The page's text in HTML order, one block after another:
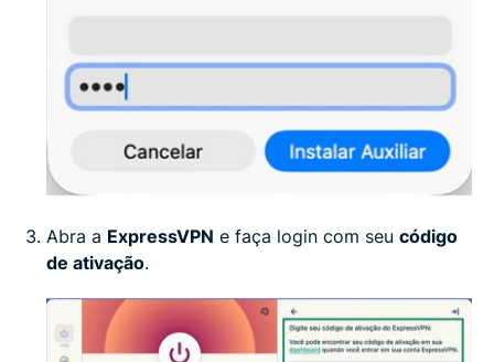
Abra a ExpressVPN e faça login com seu código
de ativação.